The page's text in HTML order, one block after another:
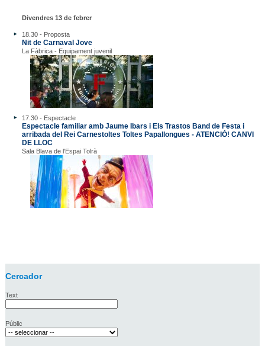
Divendres 13 de febrer
18.30 - Proposta
Nit de Carnaval Jove
La Fàbrica - Equipament juvenil
17.30 - Espectacle
Espectacle familiar amb Jaume Ibars i Els Trastos Band de Festa i
arribada del Rei Carnestoltes Toltes Papallongues - ATENCIÓ! CANVI
DE LLOC
Sala Blava de l'Espai Tolrà
Cercador
Text
Públic